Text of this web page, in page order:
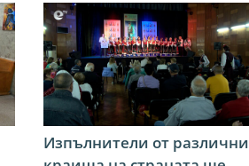
Изпълнители от различни